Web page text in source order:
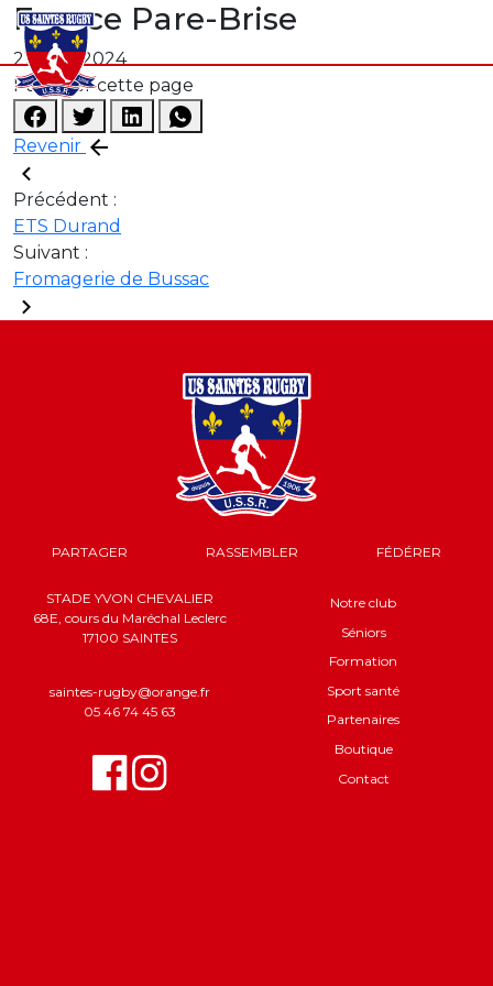
France Pare-Brise
21 août 2024
Revenir
Partager cette page
Précédent :
ETS Durand
Suivant :
Fromagerie de Bussac
PARTAGER RASSEMBLER FÉDÉRER
STADE YVON CHEVALIER
68E, cours du Maréchal Leclerc
17100 SAINTES
saintes-rugby@orange.fr
05 46 74 45 63
Notre club
Séniors
Formation
Sport santé
Partenaires
Boutique
Contact